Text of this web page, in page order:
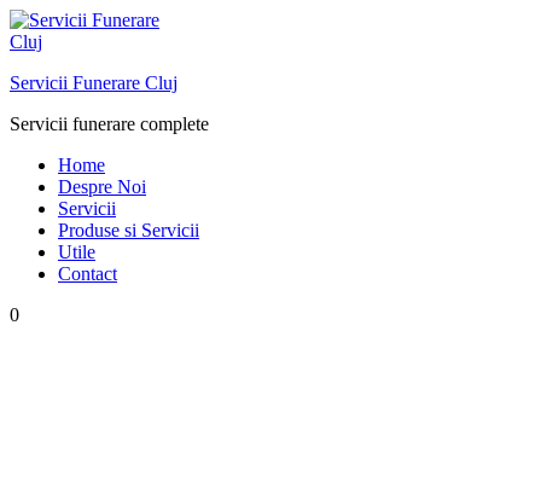
Skip
to
Servicii Funerare Cluj
Servicii funerare complete
Home
Despre Noi
Servicii
Produse si Servicii
Utile
Contact
0